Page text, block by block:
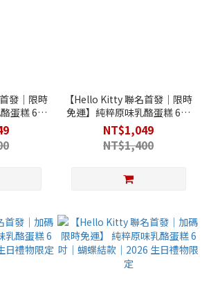
發│限時
蛋糕 6吋
〔甜點
【Hello Kitty 聯名首發│限時
免運】純粹原味乳酪蛋糕 6吋
+小小公爵3入禮盒 〔蝴蝶結
款〕
NT$1,049
NT$1,400